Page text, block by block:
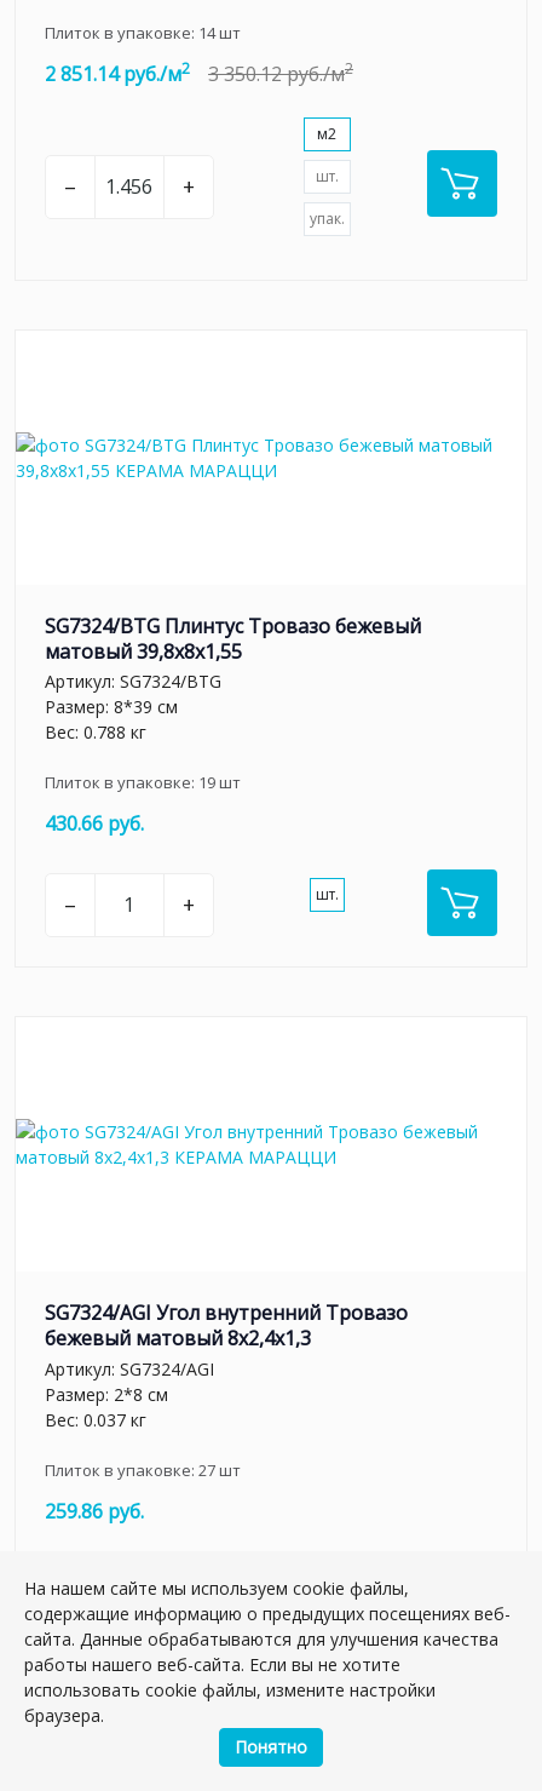
Плиток в упаковке: 14шт
2 851.14 руб./м2 3 350.12 руб./м2
– +
м2
шт.
упак.
SG7324/BTG Плинтус Тровазо бежевый
матовый 39,8x8x1,55
Артикул: SG7324/BTG
Размер: 8*39 см
Вес: 0.788 кг
Плиток в упаковке: 19шт
430.66 руб.
– + шт.
SG7324/AGI Угол внутренний Тровазо
бежевый матовый 8x2,4x1,3
Артикул: SG7324/AGI
Размер: 2*8 см
Вес: 0.037 кг
Плиток в упаковке: 27шт
259.86 руб.
– + шт.
На нашем сайте мы используем cookie файлы,
содержащие информацию о предыдущих посещениях веб-
сайта. Данные обрабатываются для улучшения качества
работы нашего веб-сайта. Если вы не хотите
использовать cookie файлы, измените настройки
браузера.
Понятно